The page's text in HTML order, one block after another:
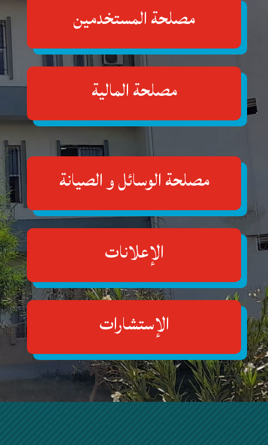
مصلحة المستخدمين
مصلحة المالية
مصلحة الوسائل و الصيانة
الإعلانات
الإستشارات